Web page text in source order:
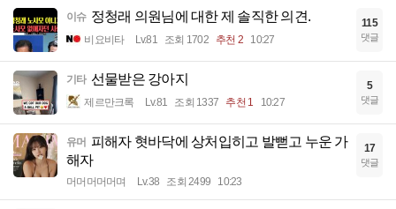
이슈 정청래 의원님에 대한 제 솔직한 의견.
비요비타 Lv.81 조회 1702 추천 2 10:27
115
댓글
기타 선물받은 강아지
제르만크록 Lv.81 조회 1337 추천 1 10:27
5
댓글
유머 피해자 혓바닥에 상처입히고 발뻗고 누운 가
해자
머머머머머며 Lv.38 조회 2499 10:23
17
댓글